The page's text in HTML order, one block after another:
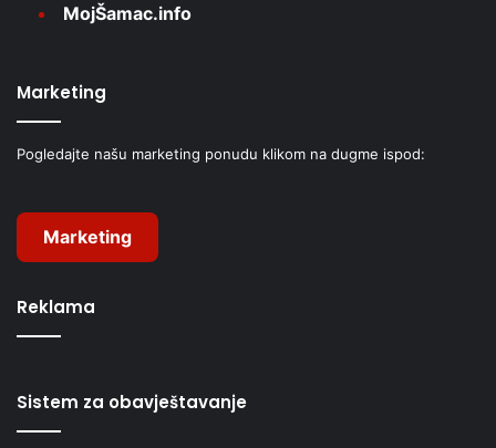
MojŠamac.info
Marketing
Pogledajte našu marketing ponudu klikom na dugme ispod:
Marketing
Reklama
Sistem za obavještavanje